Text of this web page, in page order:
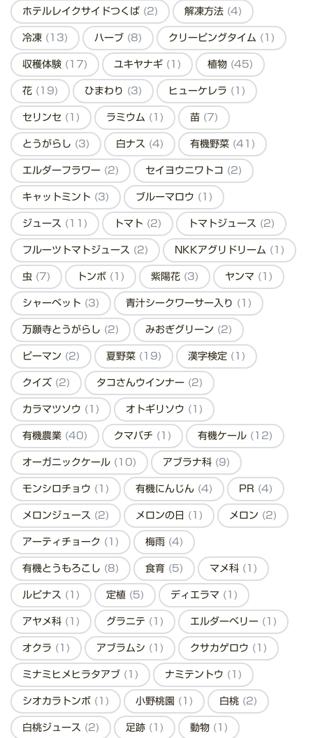
ホテルレイクサイドつくば (2) 解凍方法 (4)
冷凍 (13) ハーブ (8) クリーピングタイム (1)
収穫体験 (17) ユキヤナギ (1) 植物 (45)
花 (19) ひまわり (3) ヒューケレラ (1)
セリンセ (1) ラミウム (1) 苗 (7)
とうがらし (3) 白ナス (4) 有機野菜 (41)
エルダーフラワー (2) セイヨウニワトコ (2)
キャットミント (3) ブルーマロウ (1)
ジュース (11) トマト (2) トマトジュース (2)
フルーツトマトジュース (2) NKKアグリドリーム (1)
虫 (7) トンボ (1) 紫陽花 (3) ヤンマ (1)
シャーベット (3) 青汁シークワーサー入り (1)
万願寺とうがらし (2) みおぎグリーン (2)
ピーマン (2) 夏野菜 (19) 漢字検定 (1)
クイズ (2) タコさんウインナー (2)
カラマツソウ (1) オトギリソウ (1)
有機農業 (40) クマバチ (1) 有機ケール (12)
オーガニックケール (10) アブラナ科 (9)
モンシロチョウ (1) 有機にんじん (4) PR (4)
メロンジュース (2) メロンの日 (1) メロン (2)
アーティチョーク (1) 梅雨 (4)
有機とうもろこし (8) 食育 (5) マメ科 (1)
ルピナス (1) 定植 (5) ディエラマ (1)
アヤメ科 (1) グラニテ (1) エルダーベリー (1)
オクラ (1) アブラムシ (1) クサカゲロウ (1)
ミナミヒメヒラタアブ (1) ナミテントウ (1)
シオカラトンボ (1) 小野桃園 (1) 白桃 (2)
白桃ジュース (2) 足跡 (1) 動物 (1)